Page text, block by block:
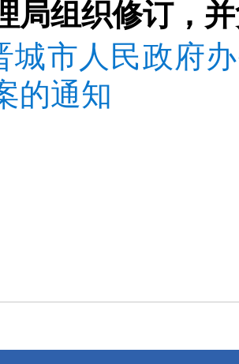
局组织修订，
城市人民政府
的通知